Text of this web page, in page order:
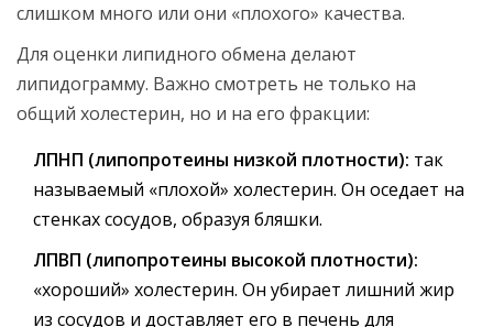
слишком много или они «плохого» качества.
Для оценки липидного обмена делают
липидограмму. Важно смотреть не только на
общий холестерин, но и на его фракции:
ЛПНП (липопротеины низкой плотности): так
называемый «плохой» холестерин. Он оседает на
стенках сосудов, образуя бляшки.
ЛПВП (липопротеины высокой плотности):
«хороший» холестерин. Он убирает лишний жир
из сосудов и доставляет его в печень для